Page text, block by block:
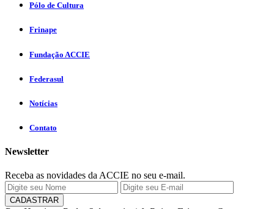
Pólo de Cultura
Frinape
Fundação ACCIE
Federasul
Notícias
Contato
Newsletter
Receba as novidades da ACCIE no seu e-mail.